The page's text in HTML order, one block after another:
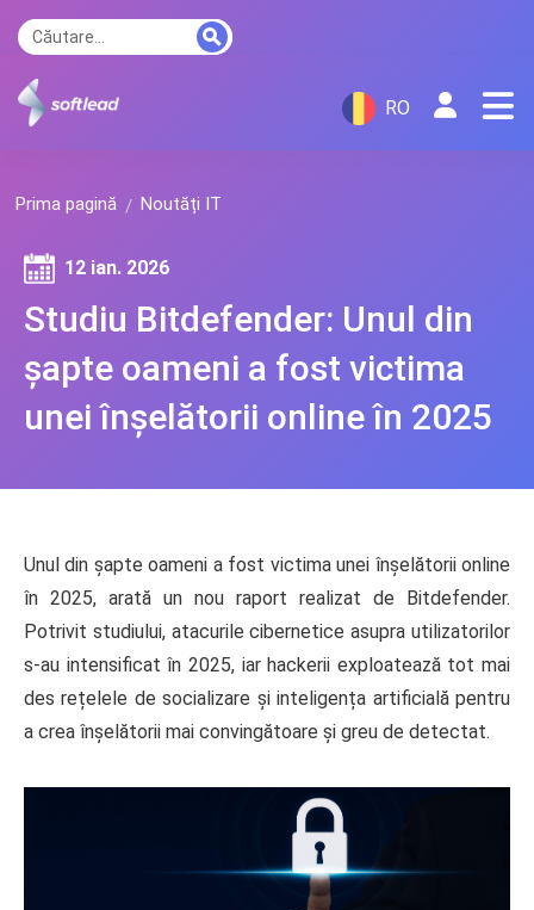
RO
Prima pagină Noutăți IT
Studiu Bitdefender: Unul din
șapte oameni a fost victima
unei înșelătorii online în 2025
12 ian. 2026
Unul din șapte oameni a fost victima unei înșelătorii online
în 2025, arată un nou raport realizat de Bitdefender.
Potrivit studiului, atacurile cibernetice asupra utilizatorilor
s-au intensificat în 2025, iar hackerii exploatează tot mai
des rețelele de socializare și inteligența artificială pentru
a crea înșelătorii mai convingătoare și greu de detectat.